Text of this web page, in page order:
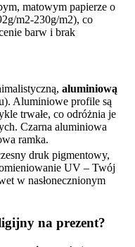
matowym papierze o
m2-230g/m2), co
barw i brak
aluminiową
Aluminiowe profile są
trwałe, co odróżnia je
Czarna aluminiowa
ramka.
druk pigmentowy,
UV – Twój
w nasłonecznionym
na prezent?